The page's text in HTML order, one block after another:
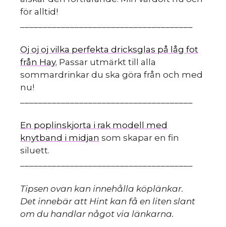
för alltid!
Oj oj oj vilka perfekta dricksglas på låg fot
från Hay. Passar utmärkt till alla
sommardrinkar du ska göra från och med
nu!
En poplinskjorta i rak modell med
knytband i midjan som skapar en fin
siluett.
Tipsen ovan kan innehålla köplänkar.
Det innebär att Hint kan få en liten slant
om du handlar något via länkarna.